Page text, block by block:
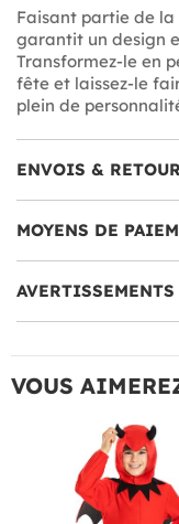
Faisant partie de la
garantit un design
Transformez-le en
fête et laissez-le
plein de
ENVOIS &
MOYENS DE
VOUS